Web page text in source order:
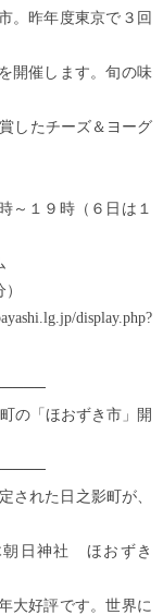
。昨年度東京で３回
開催します。旬の味
したチーズ＆ヨーグ
１９時（６日は１
display.php?
の「ほおずき市」開
された日之影町が、
朝日神社 ほおずき
大好評です。世界に